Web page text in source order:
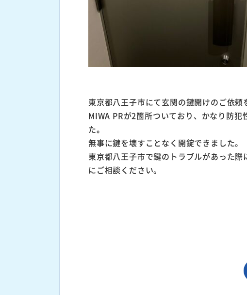
東京都八王子市にて玄関の鍵開けのご依頼
MIWA PRが2箇所ついており、かなり防
た。
無事に鍵を壊すことなく開錠できました。
東京都八王子市で鍵のトラブルがあった
にご相談ください。